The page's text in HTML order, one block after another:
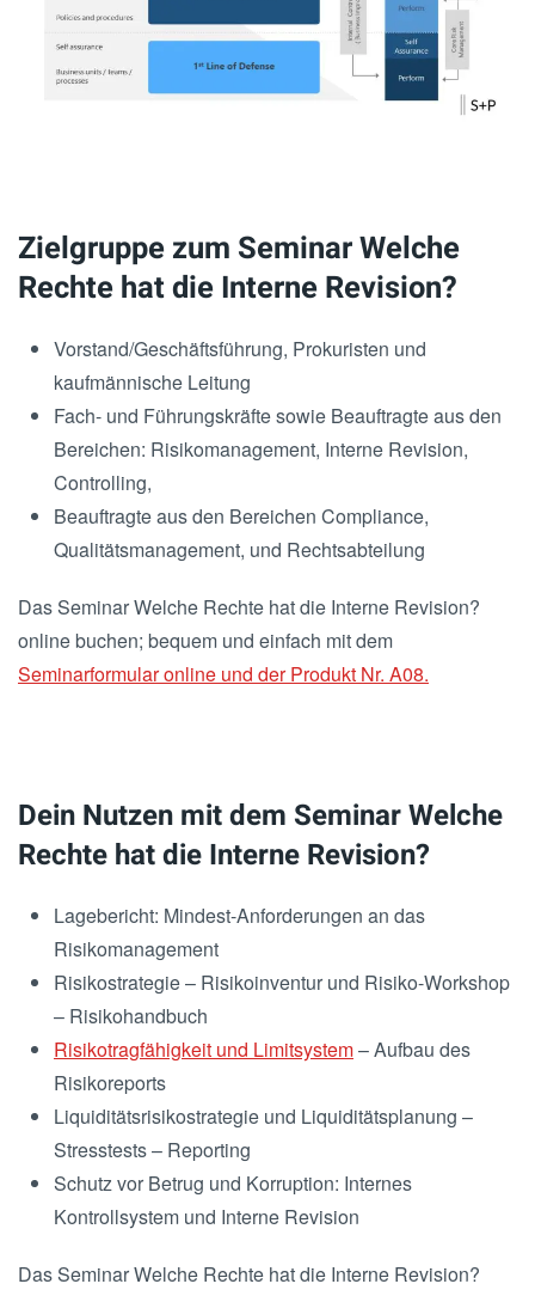
Zielgruppe zum Seminar Welche
Rechte hat die Interne Revision?
Vorstand/Geschäftsführung, Prokuristen und
kaufmännische Leitung
Fach- und Führungskräfte sowie Beauftragte aus den
Bereichen: Risikomanagement, Interne Revision,
Controlling,
Beauftragte aus den Bereichen Compliance,
Qualitätsmanagement, und Rechtsabteilung
Das Seminar Welche Rechte hat die Interne Revision?
online buchen; bequem und einfach mit dem
Seminarformular online und der Produkt Nr. A08.
Dein Nutzen mit dem Seminar Welche
Rechte hat die Interne Revision?
Lagebericht: Mindest-Anforderungen an das
Risikomanagement
Risikostrategie – Risikoinventur und Risiko-Workshop
– Risikohandbuch
Risikotragfähigkeit und Limitsystem– Aufbau des
Risikoreports
Liquiditätsrisikostrategie und Liquiditätsplanung –
Stresstests – Reporting
Schutz vor Betrug und Korruption: Internes
Kontrollsystem und Interne Revision
Das Seminar Welche Rechte hat die Interne Revision?